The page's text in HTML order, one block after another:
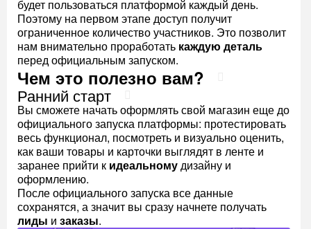
будет пользоваться платформой каждый день.
Поэтому на первом этапе доступ получит
ограниченное количество участников. Это позволит
нам внимательно проработать каждую деталь
перед официальным запуском.
Чем это полезно вам?
Ранний старт
Вы сможете начать оформлять свой магазин еще до
официального запуска платформы: протестировать
весь функционал, посмотреть и визуально оценить,
как ваши товары и карточки выглядят в ленте и
заранее прийти к идеальномудизайну и
оформлению.
После официального запуска все данные
сохранятся, а значит вы сразу начнете получать
лиды и заказы.